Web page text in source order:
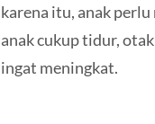
karena itu, anak
anak cukup tidur,
ingat meningkat.